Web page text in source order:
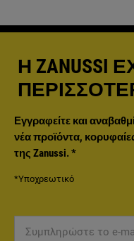
Η ZANUSSI
Εγγραφείτε και
νέα προϊόντα,
της Zanussi.*
*Υποχρεωτικό